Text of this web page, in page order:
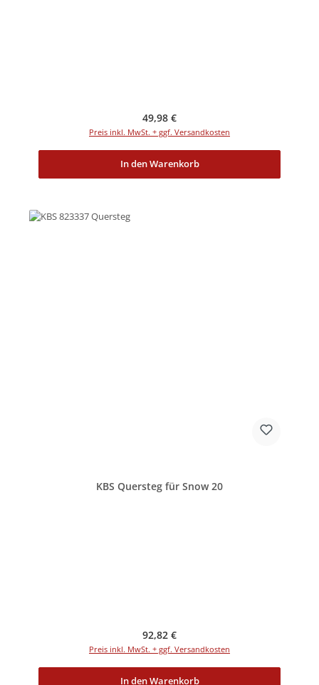
Regulärer Preis:
49,98 €
Preis inkl. MwSt. + ggf. Versandkosten
In den Warenkorb
KBS Quersteg für Snow 20
Regulärer Preis:
92,82 €
Preis inkl. MwSt. + ggf. Versandkosten
In den Warenkorb